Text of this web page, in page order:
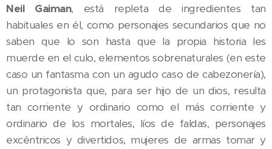
Neil Gaiman, está repleta de ingredientes tan
habituales en él, como personajes secundarios que no
saben que lo son hasta que la propia historia les
muerde en el culo, elementos sobrenaturales (en este
caso un fantasma con un agudo caso de cabezonería),
un protagonista que, para ser hijo de un dios, resulta
tan corriente y ordinario como el más corriente y
ordinario de los mortales, líos de faldas, personajes
excéntricos y divertidos, mujeres de armas tomar y